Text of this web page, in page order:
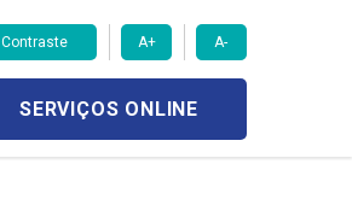
Contraste A+ A-
SERVIÇOS ONLINE